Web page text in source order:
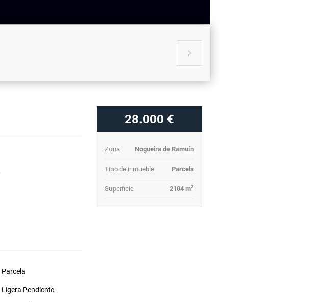

28.000 €
Zona Nogueira de Ramuín
Tipo de inmueble Parcela
Superficie 2104 m2
Parcela
Ligera Pendiente